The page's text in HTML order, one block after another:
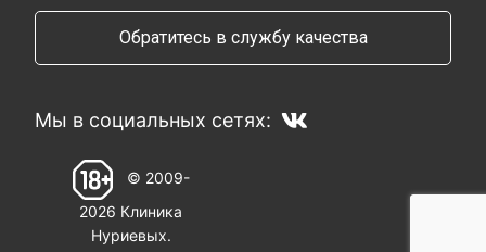
Обратитесь в службу качества
Мы в социальных сетях:
© 2009-
2026 Клиника
Нуриевых.